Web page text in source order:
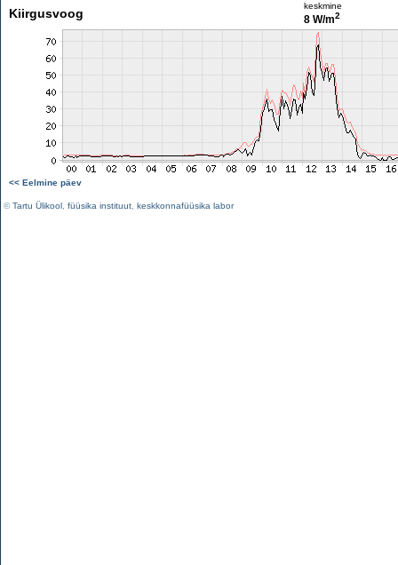
Kiirgusvoog
keskmine
8 W/m2
<< Eelmine päev
©Tartu Ülikool füüsika instituut keskkonnafüüsika labor